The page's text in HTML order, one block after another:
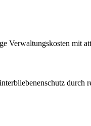
Verwaltungskosten mit